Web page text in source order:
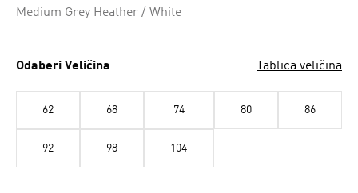
Medium Grey Heather / White
Odaberi Veličina Tablica veličina
62 68 74 80 86
92 98 104